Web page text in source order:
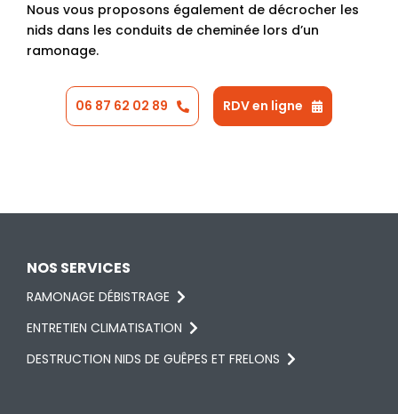
Nous vous proposons également de décrocher les
nids dans les conduits de cheminée lors d’un
ramonage.
06 87 62 02 89 RDV en ligne
NOS SERVICES
RAMONAGE DÉBISTRAGE
ENTRETIEN CLIMATISATION
DESTRUCTION NIDS DE GUÊPES ET FRELONS